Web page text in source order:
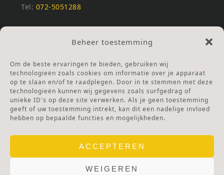
Beheer toestemming
Om de beste ervaringen te bieden, gebruiken wij
technologieën zoals cookies om informatie over je apparaat
op te slaan en/of te raadplegen. Door in te stemmen met deze
technologieën kunnen wij gegevens zoals surfgedrag of
unieke ID's op deze site verwerken. Als je geen toestemming
geeft of uw toestemming intrekt, kan dit een nadelige invloed
hebben op bepaalde functies en mogelijkheden.
ACCEPTEREN
WEIGEREN
Tel: 072-5051288
REKENINGNUMMERS
NL25INGB0000672168
Ga naar Doneren
ANBI Stichting
RSIN nummer:002832987